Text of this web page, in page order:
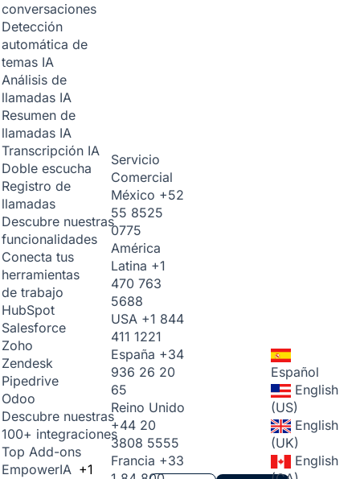
conversaciones
Detección
automática de
temas IA
Análisis de
llamadas IA
Resumen de
llamadas IA
Transcripción IA
Doble escucha
Registro de
llamadas
Descubre nuestras
funcionalidades
Conecta tus
herramientas
de trabajo
HubSpot
Salesforce
Zoho
Zendesk
Pipedrive
Odoo
Descubre nuestras
100+ integraciones
Top Add-ons
EmpowerIA +1
Servicio
Comercial
México +52
55 8525
0775
América
Latina +1
470 763
5688
USA +1 844
411 1221
España +34
936 26 20
65
Reino Unido
+44 20
3808 5555
Francia +33
Español
English
(US)
English
(UK)
English